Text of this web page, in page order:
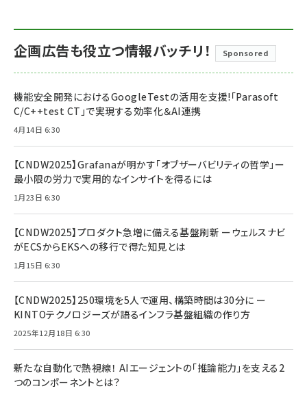
企画広告も役立つ情報バッチリ！ Sponsored
機能安全開発におけるGoogleTestの活用を支援!「Parasoft
C/C++test CT」で実現する効率化＆AI連携
4月14日 6:30
【CNDW2025】Grafanaが明かす「オブザーバビリティの哲学」ー
最小限の労力で実用的なインサイトを得るには
1月23日 6:30
【CNDW2025】プロダクト急増に備える基盤刷新 ーウェルスナビ
がECSからEKSへの移行で得た知見とは
1月15日 6:30
【CNDW2025】250環境を5人で運用、構築時間は30分に ー
KINTOテクノロジーズが語るインフラ基盤組織の作り方
2025年12月18日 6:30
新たな自動化で熱視線！ AIエージェントの「推論能力」を支える2
つのコンポーネントとは？